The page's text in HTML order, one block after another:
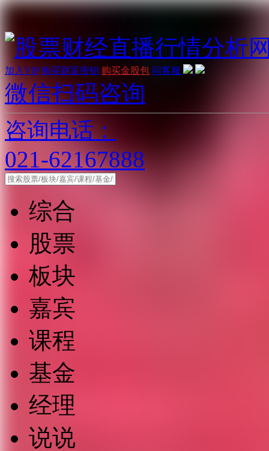
加入VIP 购买财富密钥 购买金股包 问客服
微信扫码咨询
咨询电话：
021-62167888
综合
股票
板块
嘉宾
课程
基金
经理
说说